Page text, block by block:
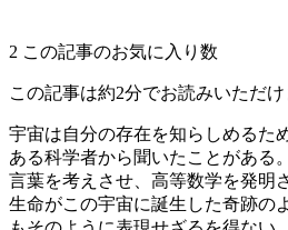
2 この記事のお気に入り数
この記事は約2分でお読みいただけ
宇宙は自分の存在を知らしめるた
ある科学者から聞いたことがある
言葉を考えさせ、高等数学を発明
生命がこの宇宙に誕生した奇跡の